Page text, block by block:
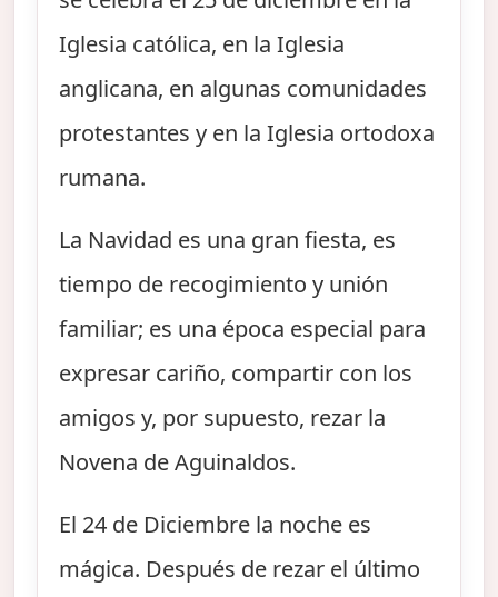
Iglesia católica, en la Iglesia
anglicana, en algunas comunidades
protestantes y en la Iglesia ortodoxa
rumana.
La Navidad es una gran fiesta, es
tiempo de recogimiento y unión
familiar; es una época especial para
expresar cariño, compartir con los
amigos y, por supuesto, rezar la
Novena de Aguinaldos.
El 24 de Diciembre la noche es
mágica. Después de rezar el último